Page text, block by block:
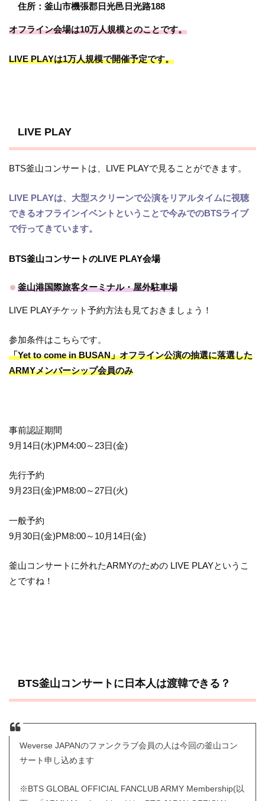
住所：釜山市機張郡日光邑日光路188
オフライン会場は10万人規模とのことです。
LIVE PLAYは1万人規模で開催予定です。
LIVE PLAY
BTS釜山コンサートは、LIVE PLAYで見ることができます。
LIVE PLAYは、大型スクリーンで公演をリアルタイムに視聴
できるオフラインイベントということで今みでのBTSライブ
で行ってきています。
BTS釜山コンサートのLIVE PLAY会場
釜山港国際旅客ターミナル・屋外駐車場
LIVE PLAYチケット予約方法も見ておきましょう！
参加条件はこちらです。
「Yet to come in BUSAN」オフライン公演の抽選に落選した
ARMYメンバーシップ会員のみ
事前認証期間
9月14日(水)PM4:00～23日(金)
先行予約
9月23日(金)PM8:00～27日(火)
一般予約
9月30日(金)PM8:00～10月14日(金)
釜山コンサートに外れたARMYのための LIVE PLAYというこ
とですね！
BTS釜山コンサートに日本人は渡韓できる？
Weverse JAPANのファンクラブ会員の人は今回の釜山コン
サート申し込めます
※BTS GLOBAL OFFICIAL FANCLUB ARMY Membership(以